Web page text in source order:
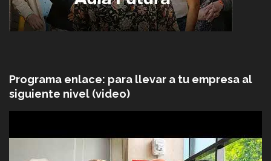
Programa enlace: para llevar a tu empresa al
siguiente nivel (video)